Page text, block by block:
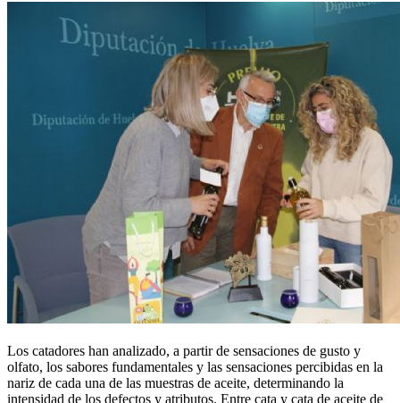
Los catadores han analizado, a partir de sensaciones de gusto y
olfato, los sabores fundamentales y las sensaciones percibidas en la
nariz de cada una de las muestras de aceite, determinando la
intensidad de los defectos y atributos. Entre cata y cata de aceite de